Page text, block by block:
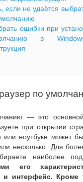
если не удаётся
ошибки при
в
по
— это основной
при открытии
ноутбуке может
несколько. Для
наиболее
его
и интерфейс. Кроме